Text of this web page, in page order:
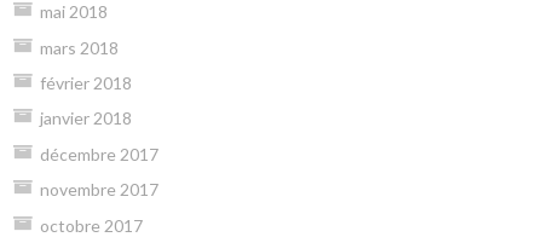
mai 2018
mars 2018
février 2018
janvier 2018
décembre 2017
novembre 2017
octobre 2017